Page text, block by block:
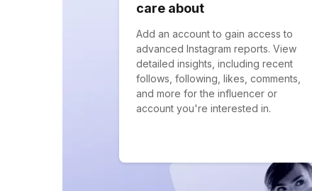
care about
Add an account to gain access to
advanced Instagram reports. View
detailed insights, including recent
follows, following, likes, comments,
and more for the influencer or
account you're interested in.